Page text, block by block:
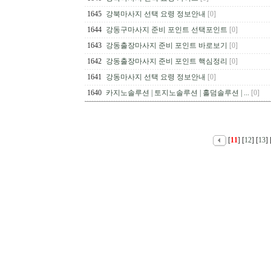
1645 강북마사지 선택 요령 정보안내 [0]
1644 강동구마사지 준비 포인트 선택포인트 [0]
1643 강동출장마사지 준비 포인트 바로보기
[0]
1642 강동출장마사지 준비 포인트 핵심정리
[0]
1641
강동마사지 선택 요령 정보안내 [0]
1640 카지노솔루션 | 토지노솔루션 | 홀덤솔루션 | ... [0]
[11] [12] [13]